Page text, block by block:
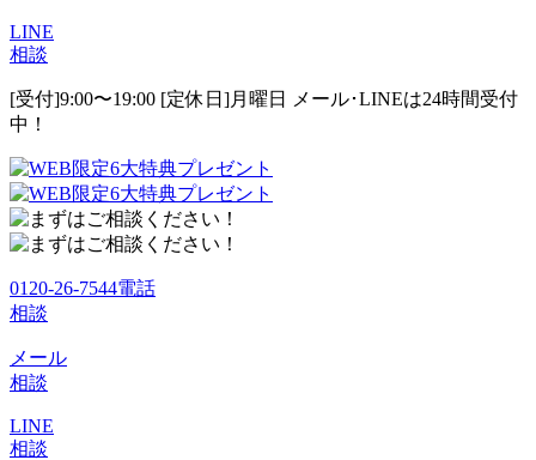
LINE
相談
[受付]9:00〜19:00 [定休日]月曜日
メール･LINEは24時間受付
中！
0120-26-7544電話
相談
メール
相談
LINE
相談